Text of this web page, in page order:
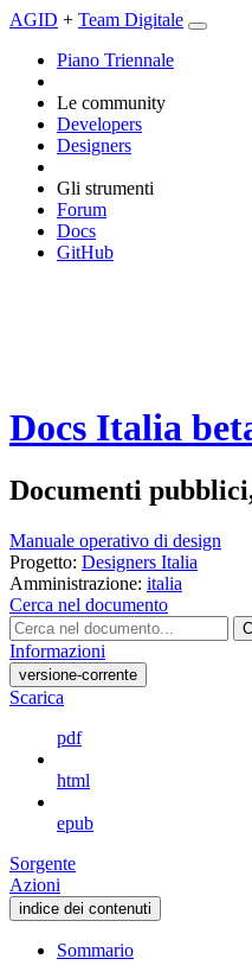
AGID + Team Digitale
Piano Triennale
Le community
Developers
Designers
Gli strumenti
Forum
Docs
GitHub
Docs Italia
Documenti
Manuale operativo di design
Progetto: Designers Italia
Amministrazione: italia
Cerca nel documento
Informazioni
versione-corrente
Scarica
pdf
html
epub
Sorgente
Azioni
indice dei contenuti
Sommario